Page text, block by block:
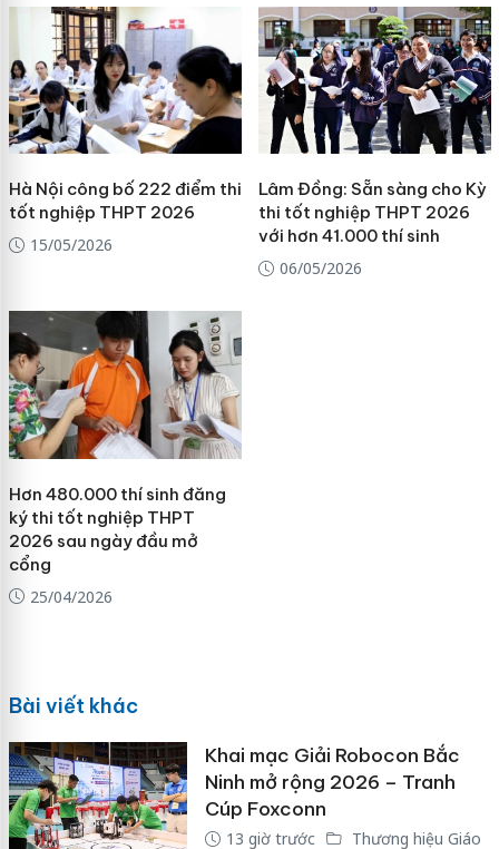
Hà Nội công bố 222 điểm thi
tốt nghiệp THPT 2026
15/05/2026
Lâm Đồng: Sẵn sàng cho Kỳ
thi tốt nghiệp THPT 2026
với hơn 41.000 thí sinh
06/05/2026
Hơn 480.000 thí sinh đăng
ký thi tốt nghiệp THPT
2026 sau ngày đầu mở
cổng
25/04/2026
Bài viết khác
Khai mạc Giải Robocon Bắc
Ninh mở rộng 2026 – Tranh
Cúp Foxconn
13 giờ trước
Thương hiệu Giáo